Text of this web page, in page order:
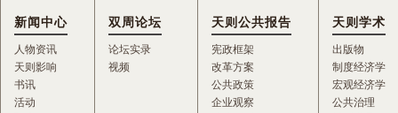
新闻中心
人物资讯
天则影响
书讯
活动
双周论坛
论坛实录
视频
天则公共报告
宪政框架
改革方案
公共政策
企业观察
天则学术
出版物
制度经济学
宏观经济学
公共治理